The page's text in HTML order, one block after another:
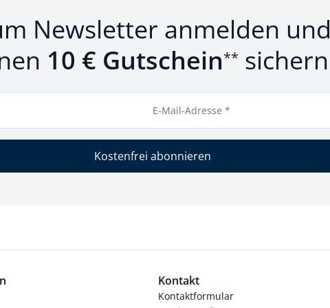
Newsletter anmelden und
10 € Gutschein** sichern
E-Mail-Adresse *
Kostenfrei abonnieren
Kontakt
Kontaktformular